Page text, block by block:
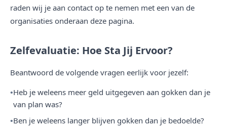
raden wij je aan contact op te nemen met een van de
organisaties onderaan deze pagina.
Zelfevaluatie: Hoe Sta Jij Ervoor?
Beantwoord de volgende vragen eerlijk voor jezelf:
Heb je weleens meer geld uitgegeven aan gokken dan je
van plan was?
Ben je weleens langer blijven gokken dan je bedoelde?